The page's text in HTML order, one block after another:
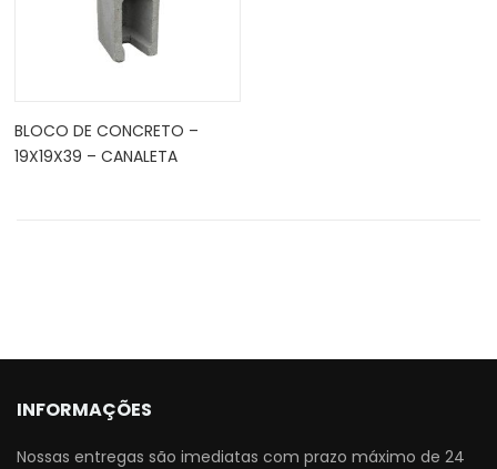
BLOCO DE CONCRETO –
19X19X39 – CANALETA
INFORMAÇÕES
Nossas entregas são imediatas com prazo máximo de 24